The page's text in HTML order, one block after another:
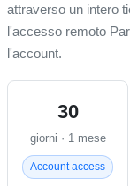
attraverso un intero
l'accesso remoto
l'account.
30
giorni · 1 mese
Account access